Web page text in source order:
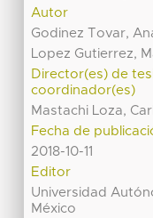
Autor
Godinez Tovar,
Lopez Gutierrez,
Director(es) de
coordinador(es)
Mastachi Loza,
Fecha de
2018-10-11
Editor
Universidad
México